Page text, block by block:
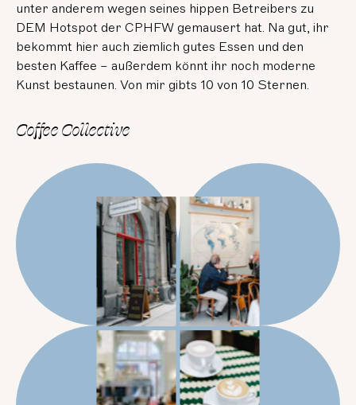
unter anderem wegen seines hippen Betreibers zu
DEM Hotspot der CPHFW gemausert hat. Na gut, ihr
bekommt hier auch ziemlich gutes Essen und den
besten Kaffee – außerdem könnt ihr noch moderne
Kunst bestaunen. Von mir gibts 10 von 10 Sternen.
Coffee Collective